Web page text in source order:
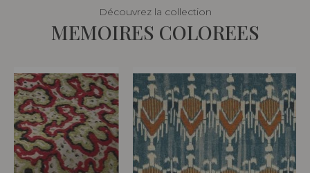
Découvrez la collection
MEMOIRES COLOREES